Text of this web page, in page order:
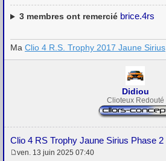
3membres ont remercié brice.4rs
Ma Clio 4 R.S. Trophy 2017 Jaune Sirius
Didiou
Clioteux Redouté
Clio 4 RS Trophy Jaune Sirius Phase 2
ven. 13 juin 2025 07:40